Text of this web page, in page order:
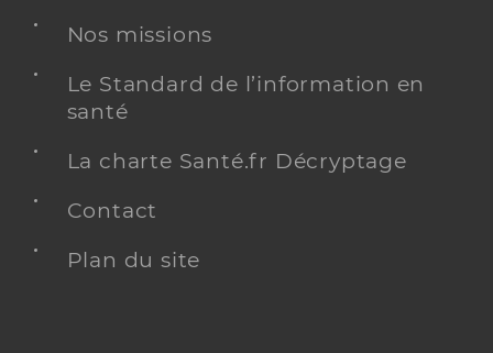
Nos missions
Le Standard de l’information en
santé
La charte Santé.fr Décryptage
Contact
Plan du site